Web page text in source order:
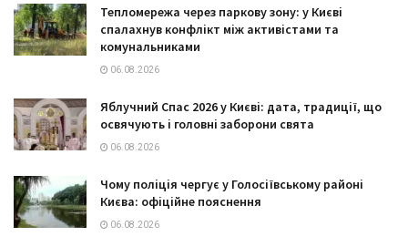
Тепломережа через паркову зону: у Києві
спалахнув конфлікт між активістами та
комунальниками
06.08.2026
Яблучний Спас 2026 у Києві: дата, традиції, що
освячують і головні заборони свята
06.08.2026
Чому поліція чергує у Голосіївському районі
Києва: офіційне пояснення
06.08.2026